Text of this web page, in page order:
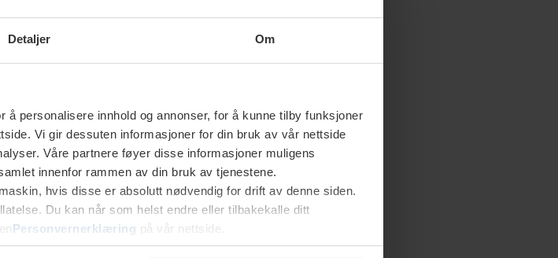
Detaljer Om
å personalisere innhold og annonser, for å kunne tilby funksjoner
Vi gir dessuten informasjoner for din bruk av vår nettside
Våre partnere føyer disse informasjoner muligens
innenfor rammen av din bruk av tjenestene.
hvis disse er absolutt nødvendig for drift av denne siden.
Du kan når som helst endre eller tilbakekalle ditt
Personvernerklæring på vår nettside.